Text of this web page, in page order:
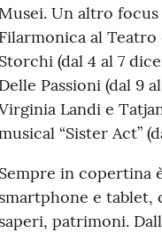
Musei. Un altro
Filarmonica al Teatro
Storchi (dal 4 al 7
Delle Passioni (dal 9
Landi e
“Sister Act”
Sempre in copertina
smartphone e tablet,
saperi, patrimoni.